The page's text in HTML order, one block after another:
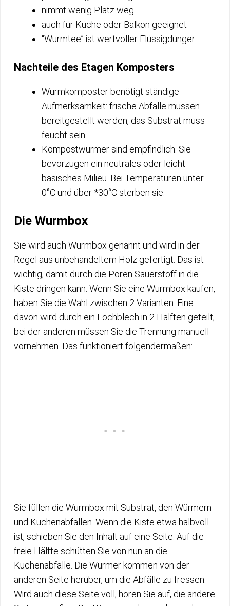
nimmt wenig Platz weg
auch für Küche oder Balkon geeignet
“Wurmtee” ist wertvoller Flüssigdünger
Nachteile des Etagen Komposters
Wurmkomposter benötigt ständige
Aufmerksamkeit: frische Abfälle müssen
bereitgestellt werden, das Substrat muss
feucht sein
Kompostwürmer sind empfindlich. Sie
bevorzugen ein neutrales oder leicht
basisches Milieu. Bei Temperaturen unter
0°C und über *30°C sterben sie.
Die Wurmbox
Sie wird auch Wurmbox genannt und wird in der
Regel aus unbehandeltem Holz gefertigt. Das ist
wichtig, damit durch die Poren Sauerstoff in die
Kiste dringen kann. Wenn Sie eine Wurmbox kaufen,
haben Sie die Wahl zwischen 2 Varianten. Eine
davon wird durch ein Lochblech in 2 Hälften geteilt,
bei der anderen müssen Sie die Trennung manuell
vornehmen. Das funktioniert folgendermaßen:
Sie füllen die Wurmbox mit Substrat, den Würmern
und Küchenabfällen. Wenn die Kiste etwa halbvoll
ist, schieben Sie den Inhalt auf eine Seite. Auf die
freie Hälfte schütten Sie von nun an die
Küchenabfälle. Die Würmer kommen von der
anderen Seite herüber, um die Abfälle zu fressen.
Wird auch diese Seite voll, hören Sie auf, die andere